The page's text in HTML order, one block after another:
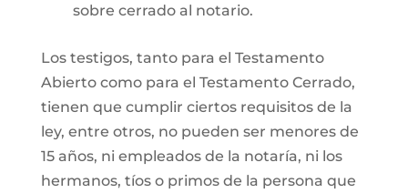
sobre cerrado al notario.
Los testigos, tanto para el Testamento
Abierto como para el Testamento Cerrado,
tienen que cumplir ciertos requisitos de la
ley, entre otros, no pueden ser menores de
15 años, ni empleados de la notaría, ni los
hermanos, tíos o primos de la persona que